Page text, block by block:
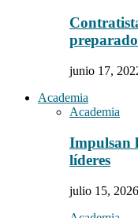
junio 17,
Academia
Academia
Impulsan
líderes
julio 15, 2026